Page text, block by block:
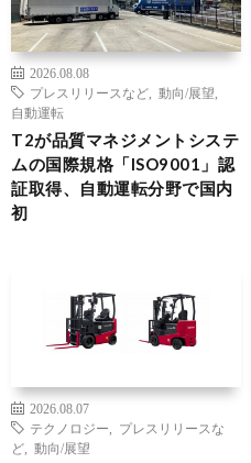
2026.08.08
プレスリリースなど
動向/展望
自動運転
T2が品質マネジメントシステ
ムの国際規格「ISO9001」認
証取得、自動運転分野で国内
初
2026.08.07
テクノロジー
プレスリリースな
ど
動向/展望